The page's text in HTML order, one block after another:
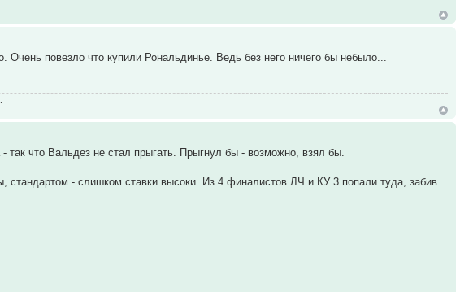
повезло что купили Рональдинье. Ведь без него ничего бы небыло...
что Вальдез не стал прыгать. Прыгнул бы - возможно, взял бы.
- слишком ставки высоки. Из 4 финалистов ЛЧ и КУ 3 попали туда, забив